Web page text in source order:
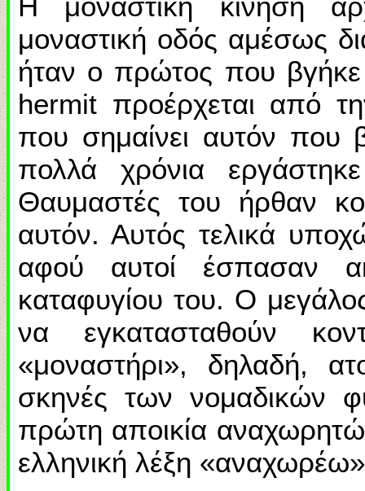
μοναστική οδός αμέσως
ήταν ο πρώτος που
hermit προέρχεται από
που σημαίνει αυτόν που
πολλά χρόνια
Θαυμαστές του ήρθαν
αυτόν. Αυτός τελικά
αφού αυτοί έσπασαν
καταφυγίου του. Ο
να εγκατασταθούν
«μοναστήρι», δηλαδή,
σκηνές των νομαδικών
πρώτη αποικία
ελληνική λέξη